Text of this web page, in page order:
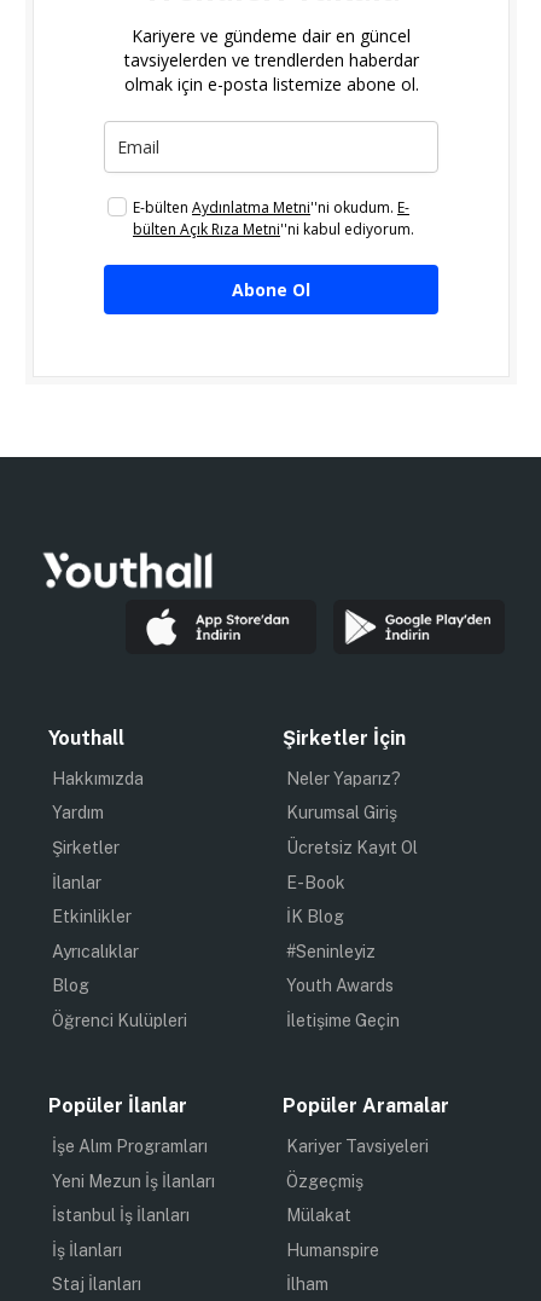
Kariyere ve gündeme dair en güncel
tavsiyelerden ve trendlerden haberdar
olmak için e-posta listemize abone ol.
E-bülten Aydınlatma Metni''ni okudum. E-
bülten Açık Rıza Metni''ni kabul ediyorum.
Abone Ol
Youthall
Hakkımızda
Yardım
Şirketler
İlanlar
Etkinlikler
Ayrıcalıklar
Blog
Öğrenci Kulüpleri
Şirketler İçin
Neler Yaparız?
Kurumsal Giriş
Ücretsiz Kayıt Ol
E-Book
İK Blog
#Seninleyiz
Youth Awards
İletişime Geçin
Popüler İlanlar
İşe Alım Programları
Yeni Mezun İş İlanları
İstanbul İş İlanları
İş İlanları
Staj İlanları
Popüler Aramalar
Kariyer Tavsiyeleri
Özgeçmiş
Mülakat
Humanspire
İlham